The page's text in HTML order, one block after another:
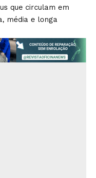
que circulam em
média e longa